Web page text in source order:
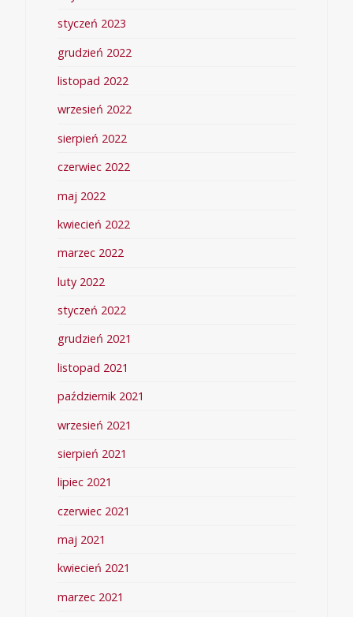
styczeń 2023
grudzień 2022
listopad 2022
wrzesień 2022
sierpień 2022
czerwiec 2022
maj 2022
kwiecień 2022
marzec 2022
luty 2022
styczeń 2022
grudzień 2021
listopad 2021
październik 2021
wrzesień 2021
sierpień 2021
lipiec 2021
czerwiec 2021
maj 2021
kwiecień 2021
marzec 2021